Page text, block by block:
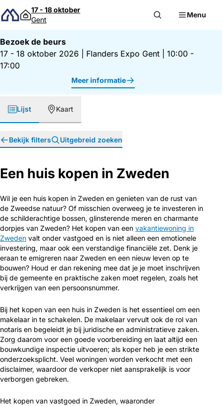
Direct naar inhoud
17 - 18 oktober
Gent
Menu
Bezoek de beurs
17 - 18 oktober 2026
Flanders Expo Gent
10:00 -
17:00
Meer informatie
Lijst Kaart
Bekijk filters Uitgebreid zoeken
Een huis kopen in Zweden
Wil je een huis kopen in Zweden en genieten van de rust van
de Zweedse natuur? Of misschien overweeg je te investeren in
de schilderachtige bossen, glinsterende meren en charmante
dorpjes van Zweden? Het kopen van een vakantiewoning in
Zweden valt onder vastgoed en is niet alleen een emotionele
investering, maar ook een verstandige financiële zet. Denk je
eraan te emigreren naar Zweden en een nieuw leven op te
bouwen? Houd er dan rekening mee dat je je moet inschrijven
bij de gemeente en praktische zaken moet regelen, zoals het
verkrijgen van een persoonsnummer.
Bij het kopen van een huis in Zweden is het essentieel om een
makelaar in te schakelen. De makelaar vervult ook de rol van
notaris en begeleidt je bij juridische en administratieve zaken.
Zorg daarom voor een goede voorbereiding en laat altijd een
bouwkundige inspectie uitvoeren; als koper heb je een strikte
onderzoeksplicht. Veel woningen worden verkocht met een
disclaimer, waardoor de verkoper niet aansprakelijk is voor
verborgen gebreken.
Het kopen van vastgoed in Zweden, waaronder